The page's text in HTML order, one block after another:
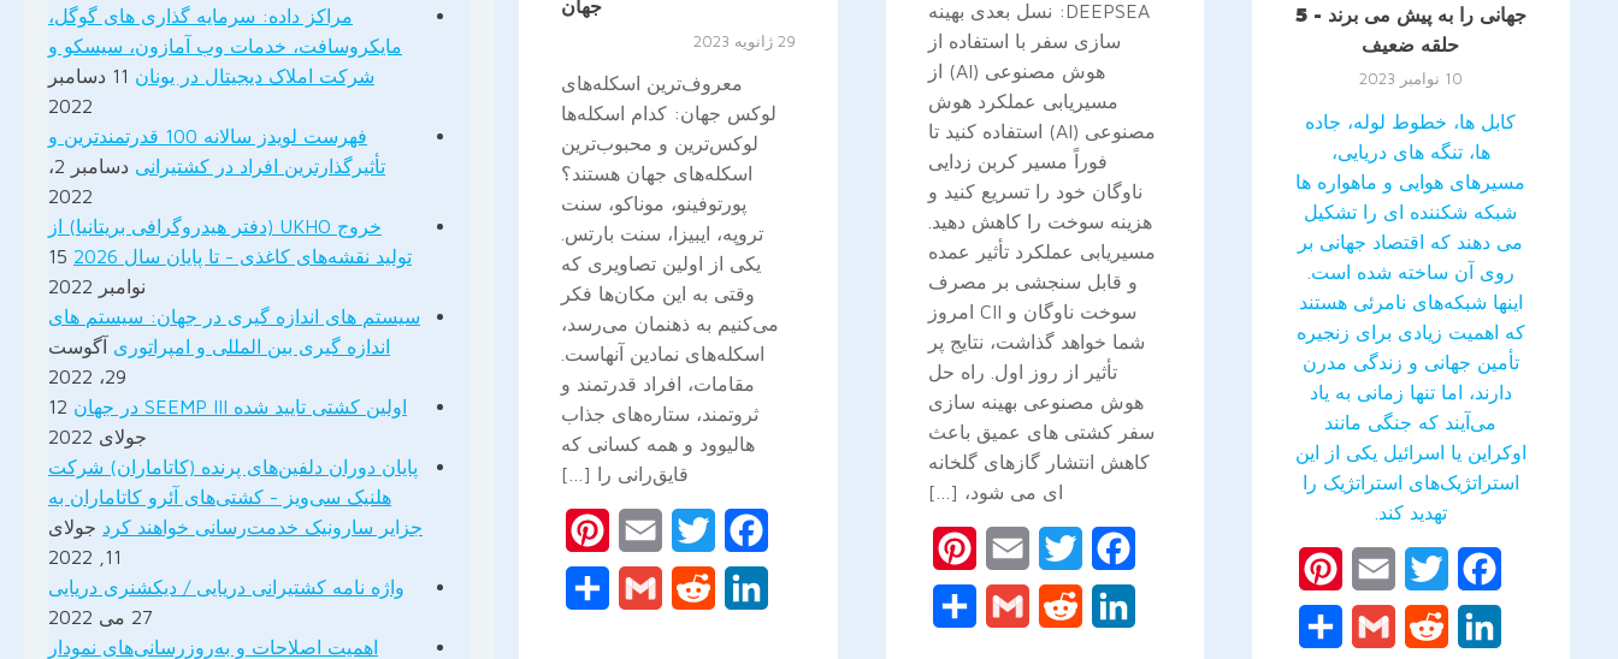
جهانی را به پیش می برند - 5
حلقه ضعیف
10 نوامبر 2023
کابل ها، خطوط لوله، جاده
ها، تنگه های دریایی،
مسیرهای هوایی و ماهواره ها
شبکه شکننده ای را تشکیل
می دهند که اقتصاد جهانی بر
روی آن ساخته شده است.
اینها شبکه‌های نامرئی هستند
که اهمیت زیادی برای زنجیره
تأمین جهانی و زندگی مدرن
دارند، اما تنها زمانی به یاد
می‌آیند که جنگی مانند
اوکراین یا اسرائیل یکی از این
استراتژیک‌های استراتژیک را
تهدید کند.
Facebook
Twitter
Email
LinkedIn
Reddit
Gmail
DEEPSEA: نسل بعدی بهینه
سازی سفر با استفاده از
هوش مصنوعی (AI) از
مسیریابی عملکرد هوش
مصنوعی (AI) استفاده کنید تا
فوراً مسیر کربن زدایی
ناوگان خود را تسریع کنید و
هزینه سوخت را کاهش دهید.
مسیریابی عملکرد تأثیر عمده
و قابل سنجشی بر مصرف
سوخت ناوگان و CII امروز
شما خواهد گذاشت، نتایج پر
تأثیر از روز اول. راه حل
هوش مصنوعی بهینه سازی
سفر کشتی های عمیق باعث
کاهش انتشار گازهای گلخانه
ای می شود، […]
Facebook
Twitter
Email
LinkedIn
Reddit
Gmail
جهان
29 ژانویه 2023
معروف‌ترین اسکله‌های
لوکس جهان: کدام اسکله‌ها
لوکس‌ترین و محبوب‌ترین
اسکله‌های جهان هستند؟
پورتوفینو، موناکو، سنت
تروپه، ایبیزا، سنت بارتس.
یکی از اولین تصاویری که
وقتی به این مکان‌ها فکر
می‌کنیم به ذهنمان می‌رسد،
اسکله‌های نمادین آنهاست.
مقامات، افراد قدرتمند و
ثروتمند، ستاره‌های جذاب
هالیوود و همه کسانی که
قایق‌رانی را […]
Facebook
Twitter
Email
LinkedIn
Reddit
Gmail
مراکز داده: سرمایه گذاری های گوگل،
مایکروسافت، خدمات وب آمازون، سیسکو و
شرکت املاک دیجیتال در یونان
11 دسامبر
2022
فهرست لویدز سالانه 100 قدرتمندترین و
تأثیرگذارترین افراد در کشتیرانی
دسامبر 2،
2022
خروج UKHO (دفتر هیدروگرافی بریتانیا) از
تولید نقشه‌های کاغذی - تا پایان سال 2026
15
نوامبر 2022
سیستم های اندازه گیری در جهان: سیستم های
اندازه گیری بین المللی و امپراتوری آگوست
29، 2022
اولین کشتی تایید شده SEEMP III در جهان
12
جولای 2022
پایان دوران دلفین‌های پرنده (کاتاماران) شرکت
هلنیک سی‌ویز - کشتی‌های آئرو کاتاماران به
جزایر سارونیک خدمت‌رسانی خواهند کرد جولای
11, 2022
واژه نامه کشتیرانی دریایی / دیکشنری دریایی
27 می 2022
اهمیت اصلاحات و به‌روزرسانی‌های نمودار